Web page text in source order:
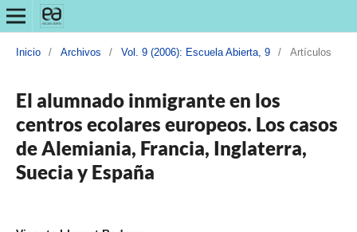
Inicio / Archivos / Vol. 9 (2006): Escuela Abierta, 9 / Artículos
El alumnado inmigrante en los
centros ecolares europeos. Los casos
de Alemiania, Francia, Inglaterra,
Suecia y España